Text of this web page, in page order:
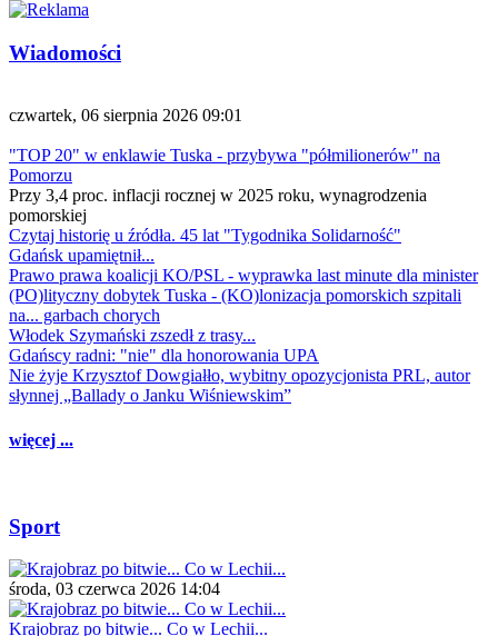
Wiadomości
czwartek, 06 sierpnia 2026 09:01
"TOP 20" w enklawie Tuska - przybywa "półmilionerów" na
Pomorzu
Przy 3,4 proc. inflacji rocznej w 2025 roku, wynagrodzenia
pomorskiej
Czytaj historię u źródła. 45 lat "Tygodnika Solidarność"
Gdańsk upamiętnił...
Prawo prawa koalicji KO/PSL - wyprawka last minute dla minister
(PO)lityczny dobytek Tuska - (KO)lonizacja pomorskich szpitali
na... garbach chorych
Włodek Szymański zszedł z trasy...
Gdańscy radni: "nie" dla honorowania UPA
Nie żyje Krzysztof Dowgiałło, wybitny opozycjonista PRL, autor
słynnej „Ballady o Janku Wiśniewskim”
więcej ...
Sport
środa, 03 czerwca 2026 14:04
Krajobraz po bitwie... Co w Lechii...